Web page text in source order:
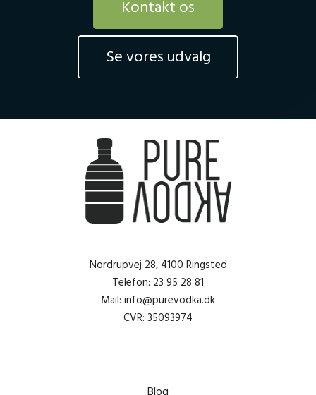
Kontakt os
Se vores udvalg
Nordrupvej 28, 4100 Ringsted
Telefon: 23 95 28 81
Mail: info@purevodka.dk
CVR: 35093974
Blog